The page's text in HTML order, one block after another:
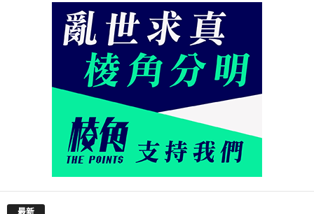
最新